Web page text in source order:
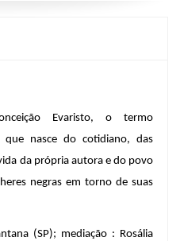
Evaristo, o termo
que nasce do cotidiano, das
da própria autora e do povo
negras em torno de suas
(SP); mediação : Rosália